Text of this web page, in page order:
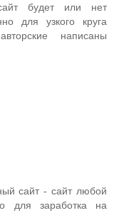
будет или нет
для узкого круга
написаны
сайт - сайт любой
для заработка на